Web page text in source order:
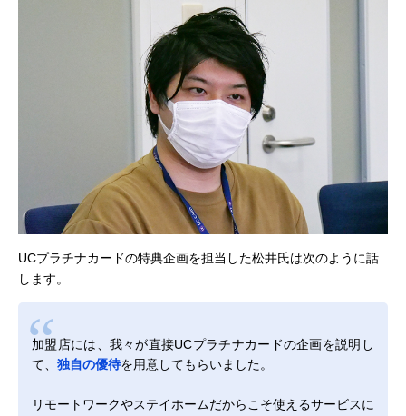
UCプラチナカードの特典企画を担当した松井氏は次のように話
します。
加盟店には、我々が直接UCプラチナカードの企画を説明し
て、 独自の優待を用意してもらいました。
リモートワークやステイホームだからこそ使えるサービスに